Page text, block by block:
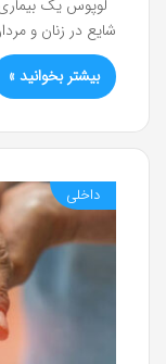
لوپوس یک
شایع در زنان و
بیشتر بخوانید »
داخلی